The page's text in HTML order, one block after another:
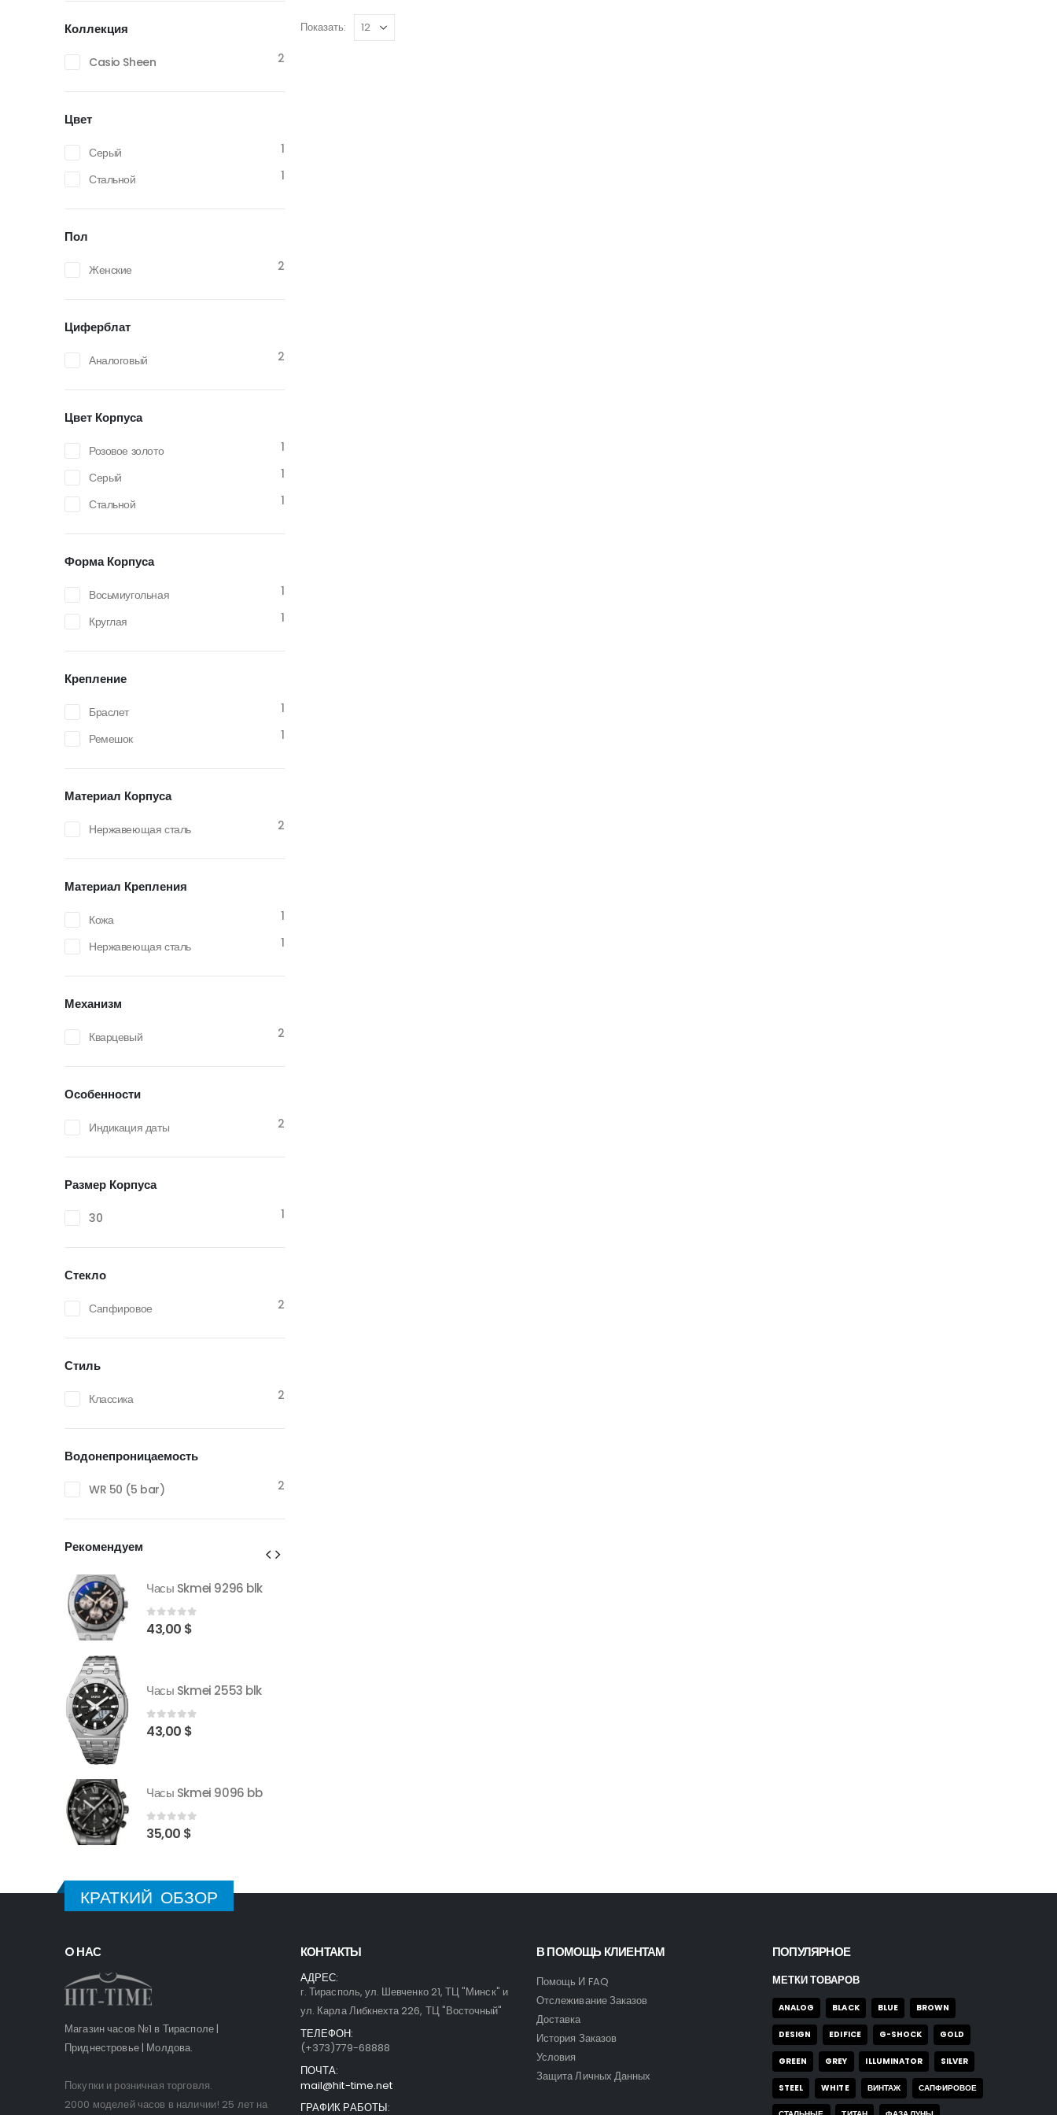
Показать:
Коллекция
Casio Sheen 2
Цвет
Серый
1
Стальной
1
Пол
Женские 2
Циферблат
Аналоговый 2
Цвет Корпуса
Розовое золото
1
Серый
1
Стальной
1
Форма Корпуса
Восьмиугольная
1
Круглая
1
Крепление
Браслет
1
Ремешок
1
Материал Корпуса
Нержавеющая сталь 2
Материал Крепления
Кожа
1
Нержавеющая сталь
1
Механизм
Кварцевый 2
Особенности
Индикация даты 2
Размер Корпуса
30 1
Стекло
Сапфировое 2
Стиль
Классика 2
Водонепроницаемость
WR 50 (5 bar) 2
Рекомендуем
Часы Skmei 9296 blk
0 out of 5
43,00 $
Часы Skmei 2553 blk
0 out of 5
43,00 $
Часы Skmei 9096 bb
0out of 5
35,00 $
КРАТКИЙ ОБЗОР
O НАС
Магазин часов №1 в Тирасполе |
Приднестровье | Молдова.
Покупки и розничная торговля.
2000 моделей часов в наличии! 25 лет на
КОНТАКТЫ
АДРЕС:
г. Тирасполь, ул. Шевченко 21, ТЦ "Минск" и
ул. Карла Либкнехта 226, ТЦ "Восточный"
ТЕЛЕФОН:
(+373)779-68888
ПОЧТА:
mail@hit-time.net
ГРАФИК РАБОТЫ:
В ПОМОЩЬ КЛИЕНТАМ
Помощь И FAQ
Отслеживание Заказов
Доставка
История Заказов
Условия
Защита Личных Данных
ПОПУЛЯРНОЕ
МЕТКИ ТОВАРОВ
ANALOG BLACK BLUE BROWN
DESIGN EDIFICE G-SHOCK GOLD
GREEN GREY ILLUMINATOR SILVER
STEEL WHITE ВИНТАЖ САПФИРОВОЕ